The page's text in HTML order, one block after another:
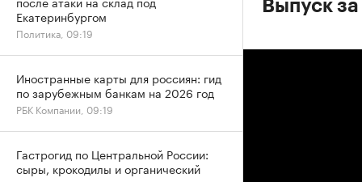
Выпуск
Екатеринбургом
Политика, 09:19
Иностранные карты для россиян: гид
по зарубежным банкам на 2026 год
РБК Компании, 09:19
Гастрогид по Центральной России:
сыры, крокодилы и органический